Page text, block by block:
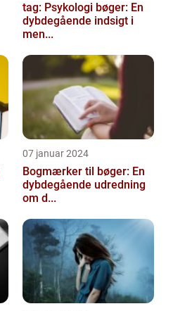
tag: Psykologi bøger: En
dybdegående indsigt i
men...
07 januar 2024
Bogmærker til bøger: En
dybdegående udredning
om d...